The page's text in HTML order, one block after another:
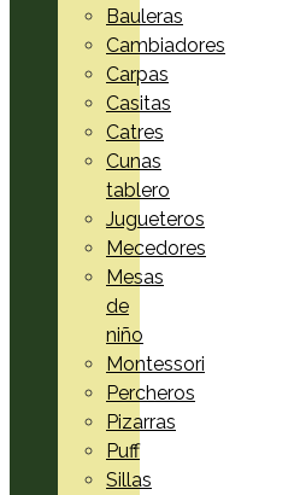
Bauleras
Cambiadores
Carpas
Casitas
Catres
Cunas
tablero
Jugueteros
Mecedores
Mesas
de
niño
Montessori
Percheros
Pizarras
Puff
Sillas